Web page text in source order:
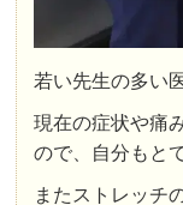
若い先生の多い
現在の症状や痛
ので、自分もと
またストレッチ